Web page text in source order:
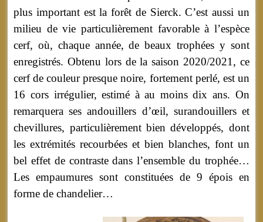
plus important est la forêt de Sierck. C’est aussi un
milieu de vie particulièrement favorable à l’espèce
cerf, où, chaque année, de beaux trophées y sont
enregistrés. Obtenu lors de la saison 2020/2021, ce
cerf de couleur presque noire, fortement perlé, est un
16 cors irrégulier, estimé à au moins dix ans. On
remarquera ses andouillers d’œil, surandouillers et
chevillures, particulièrement bien développés, dont
les extrémités recourbées et bien blanches, font un
bel effet de contraste dans l’ensemble du trophée…
Les empaumures sont constituées de 9 épois en
forme de chandelier…